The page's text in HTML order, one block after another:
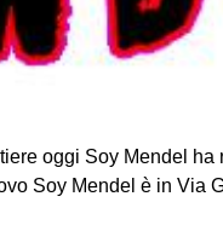
oggi Soy Mendel
Soy Mendel è in Via